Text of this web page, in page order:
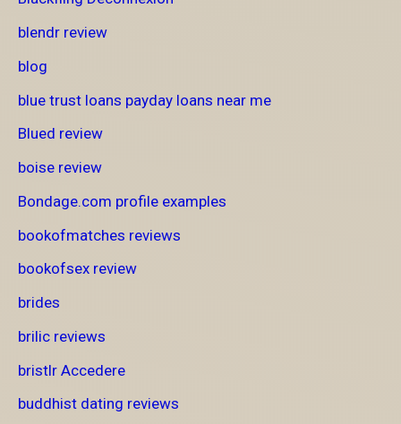
blendr review
blog
blue trust loans payday loans near me
Blued review
boise review
Bondage.com profile examples
bookofmatches reviews
bookofsex review
brides
brilic reviews
bristlr Accedere
buddhist dating reviews